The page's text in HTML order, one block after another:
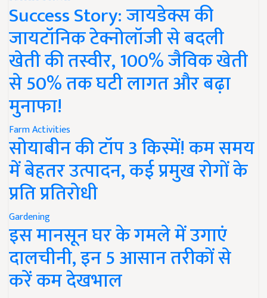
Success Story: जायडेक्स की
जायटॉनिक टेक्नोलॉजी से बदली
खेती की तस्वीर, 100% जैविक खेती
से 50% तक घटी लागत और बढ़ा
मुनाफा!
Farm Activities
सोयाबीन की टॉप 3 किस्में! कम समय
में बेहतर उत्पादन, कई प्रमुख रोगों के
प्रति प्रतिरोधी
Gardening
इस मानसून घर के गमले में उगाएं
दालचीनी, इन 5 आसान तरीकों से
करें कम देखभाल